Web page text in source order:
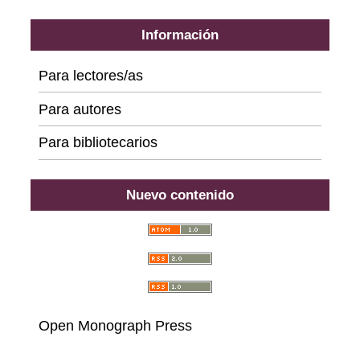
Información
Para lectores/as
Para autores
Para bibliotecarios
Nuevo contenido
Open Monograph Press